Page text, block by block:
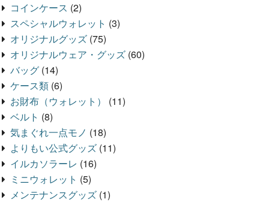
コインケース (2)
スペシャルウォレット (3)
オリジナルグッズ (75)
オリジナルウェア・グッズ (60)
バッグ (14)
ケース類 (6)
お財布（ウォレット）
(11)
ベルト (8)
気まぐれ一点モノ (18)
よりもい公式グッズ (11)
イルカソラーレ (16)
ミニウォレット (5)
メンテナンスグッズ (1)